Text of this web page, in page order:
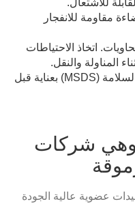
مقاومة للانفجار
اتخاذ الاحتياطات
المناولة والنقل.
يُنصح العملاء بمراجعة صحيفة بيانات السلامة (MSDS) بعناية قبل
وهي شركات
عضوية عالية الجودة